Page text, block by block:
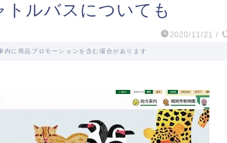
トルバスについても
2020/11/21 /
内に商品プロモーションを含む場合があります